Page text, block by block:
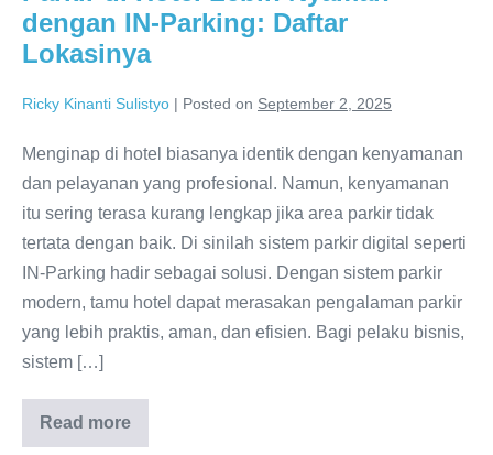
dengan IN-Parking: Daftar
Lokasinya
Ricky Kinanti Sulistyo | Posted on September 2, 2025
Menginap di hotel biasanya identik dengan kenyamanan
dan pelayanan yang profesional. Namun, kenyamanan
itu sering terasa kurang lengkap jika area parkir tidak
tertata dengan baik. Di sinilah sistem parkir digital seperti
IN-Parking hadir sebagai solusi. Dengan sistem parkir
modern, tamu hotel dapat merasakan pengalaman parkir
yang lebih praktis, aman, dan efisien. Bagi pelaku bisnis,
sistem […]
Read more